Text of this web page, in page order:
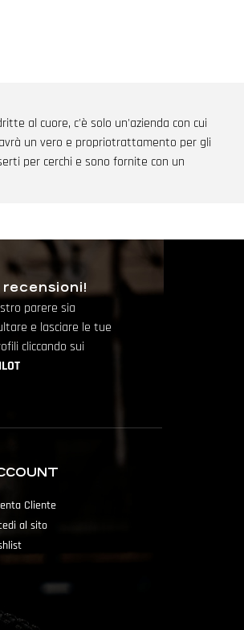
al cuore, c'è solo un'azienda con cui
un vero e propriotrattamento per gli
per cerchi e sono fornite con un
parere sia
e lasciare le tue
cliccando sui
Cliente
al sito